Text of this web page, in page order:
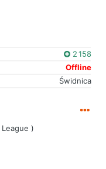
2 158
Offline
Świdnica
)